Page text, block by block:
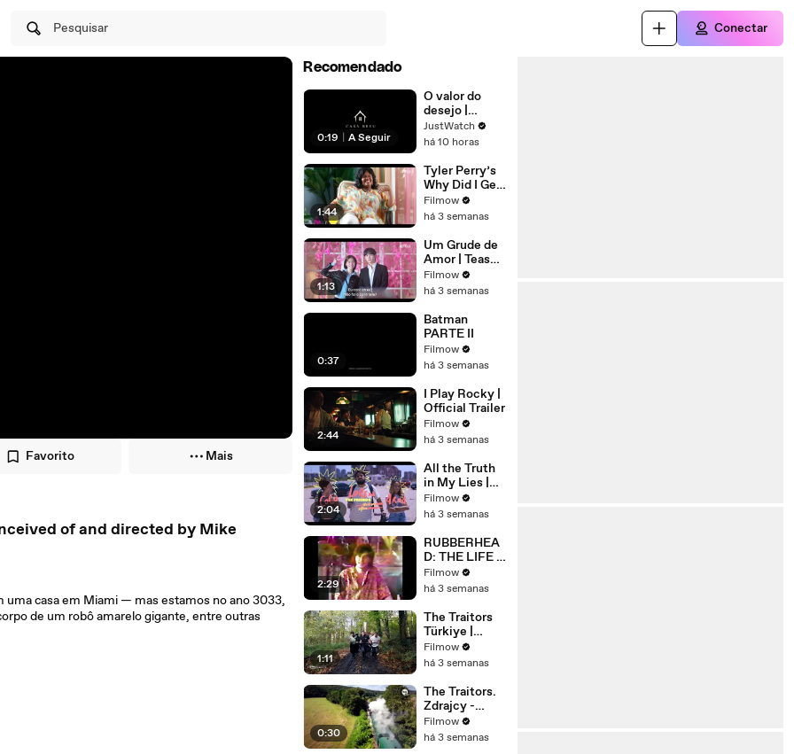
Pesquisar Conectar
Favorito Mais
of and directed by Mike
uma casa em Miami — mas estamos no ano 3033,
de um robô amarelo gigante, entre outras
Recomendado
0:19 A Seguir
O valor do
desejo |
movie | 2026 |
Official Trailer
JustWatch
há 10 horas
1:44
Tyler Perry’s
Why Did I Get
Married
Again? |
| Netflix
Filmow
há 3 semanas
1:13
Um Grude de
Amor | Teaser
oficial |
Netflix
Filmow
há 3 semanas
0:37
Batman
PARTE II
Filmow
há 3 semanas
2:44
I Play Rocky |
Official Trailer
Filmow
há 3 semanas
2:04
All the Truth
in My Lies |
Official Trailer
| Netflix
Filmow
há 3 semanas
2:29
RUBBERHEA
D: THE LIFE &
MONSTERS
OF STEVE
(2026) 4K
Filmow
há 3 semanas
1:11
The Traitors
Türkiye |
Resmi
Fragman |
Türkiye
@PrimeVideo
TR
Filmow
há 3 semanas
0:30
The Traitors.
Zdrajcy -
NOWY
SPEKTAKUL
Filmow
há 3 semanas